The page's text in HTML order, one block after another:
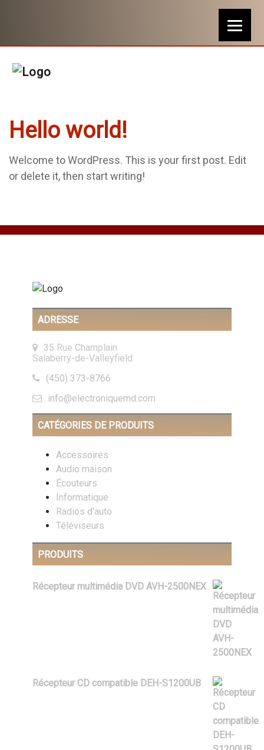
Hello world!
Welcome to WordPress. This is your first post. Edit
or delete it, then start writing!
ADRESSE
35 Rue Champlain
Salaberry-de-Valleyfield
(450) 373-8766
info@electroniquemd.com
CATÉGORIES DE PRODUITS
Accessoires
Audio maison
Écouteurs
Informatique
Radios d'auto
Téléviseurs
PRODUITS
Récepteur multimédia DVD AVH-2500NEX
Récepteur CD compatible DEH-S1200UB